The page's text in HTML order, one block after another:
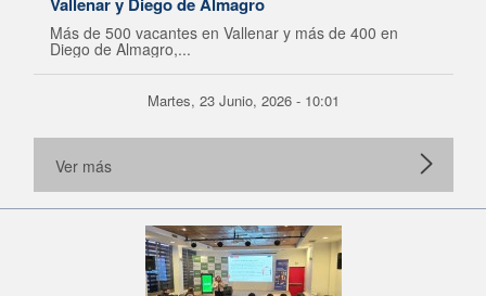
Más de 500 vacantes en Vallenar y más de 400 en
Diego de Almagro,...
Martes, 23 Junio, 2026 - 10:01
Ver más